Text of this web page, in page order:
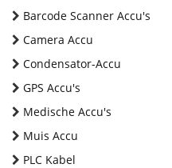
Barcode Scanner Accu's
Camera Accu
Condensator-Accu
GPS Accu's
Medische Accu's
Muis Accu
PLC Kabel